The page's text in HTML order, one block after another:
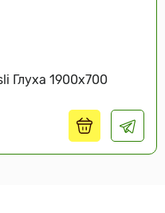
Глуха 1900х700